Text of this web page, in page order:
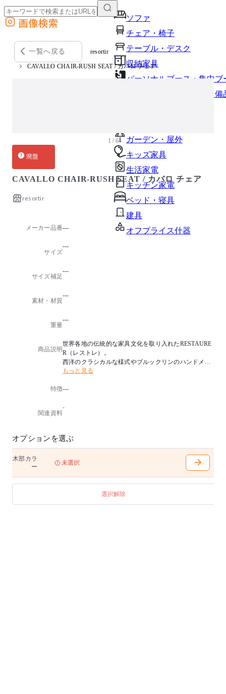
ソファ
チェア・椅子
テーブル・デスク
収納家具
パーソナルブース・集中ブ
オフィスアクセサリー・備
ガーデン・屋外
キッズ家具
生活家電
キッチン家電
ベッド・寝具
建具
オフプライス什器
外部サイトの商品をカートに追加
他のサイトで見つけた商品ページのURLを貼り付けて、カートに追加できます
画像検索
一覧へ戻る resortir
CAVALLO CHAIR-RUSH SEAT / カバロ チェア
1 / 6
廃盤
CAVALLO CHAIR-RUSH SEAT / カバロ チェア
resortir
メーカー品番---
サイズ
---
サイズ補足
---
素材・材質
---
重量
---
商品説明
世界各地の伝統的な家具文化を取り入れたRESTAURE
R（レストレ）。
西洋のクラシカルな様式やブルックリンのハンドメイ
ドカルチャーなど時を経ても色褪せない普遍的な家具
セミオーダーの〈テーブルコンビネーション〉では、
職人芸に目を見張ることでしょう。
もっと見る
特徴---
関連資料
-
オプションを選ぶ
木部カラ
ー
未選択
選択解除